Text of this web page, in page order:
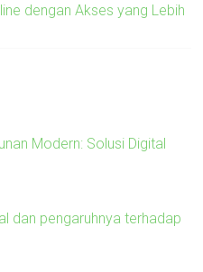
dengan Akses yang Lebih
Modern: Solusi Digital
dan pengaruhnya terhadap